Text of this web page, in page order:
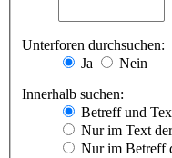
Unterforen durchsuchen:
Ja
Nein
Innerhalb suchen:
Betreff und
Nur im Text
Nur im Betreff